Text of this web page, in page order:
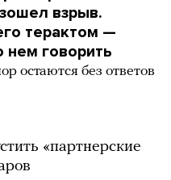
взрыв.
терактом —
нем говорить
остаются без ответов
«партнерские